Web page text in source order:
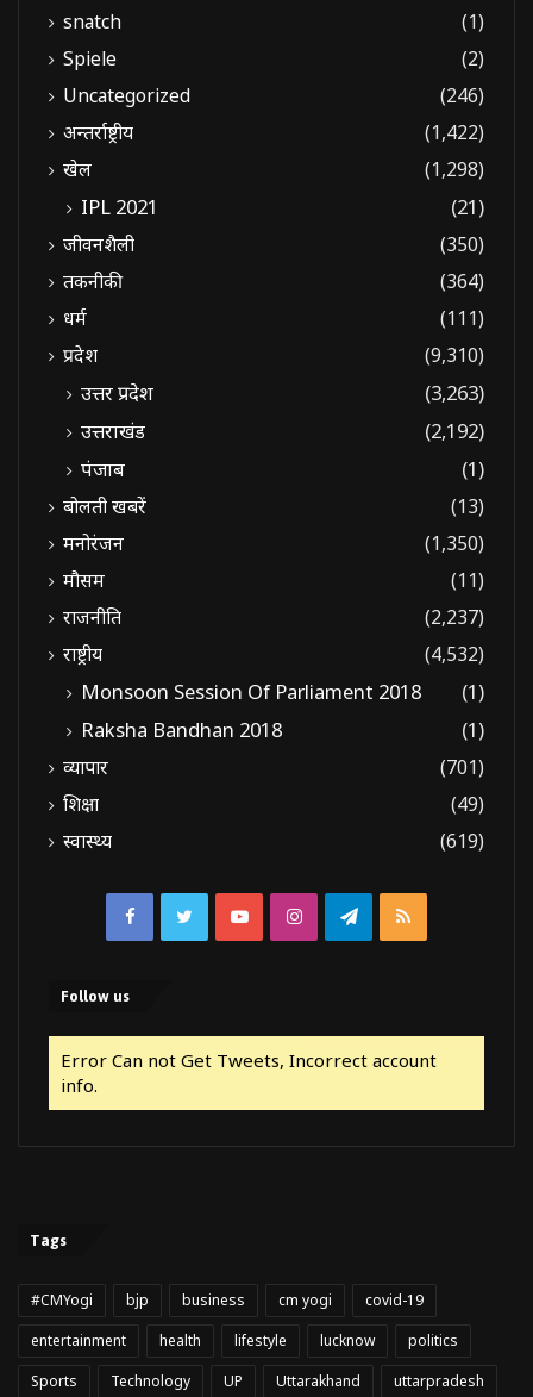
snatch
(1)
Spiele
(2)
Uncategorized
(246)
अन्तर्राष्ट्रीय
(1,422)
खेल
(1,298)
IPL 2021 (21)
जीवनशैली
(350)
तकनीकी
(364)
धर्म
(111)
प्रदेश
(9,310)
उत्तर प्रदेश
(3,263)
उत्तराखंड
(2,192)
पंजाब
(1)
बोलती खबरें
(13)
मनोरंजन
(1,350)
मौसम
(11)
राजनीति
(2,237)
राष्ट्रीय
(4,532)
Monsoon Session Of Parliament 2018
(1)
Raksha Bandhan 2018
(1)
व्यापार
(701)
शिक्षा
(49)
स्वास्थ्य
(619)
FacebookTwitterYouTubeInstagramTelegram
RSS
Follow us
Error Can not Get Tweets, Incorrect account
info.
Tags
#CMYogi bjp business cm yogi
covid-19
entertainment
health lifestyle lucknow
politics
Sports
Technology UP Uttarakhand uttarpradesh